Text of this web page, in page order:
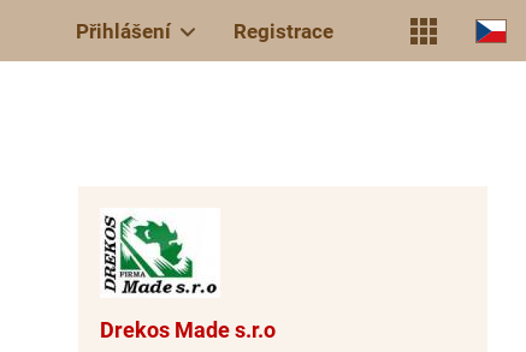
Přihlášení Registrace
Drekos Made s.r.o